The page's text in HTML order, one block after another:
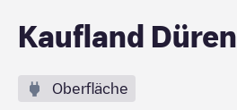
Kaufland Düren
Oberfläche